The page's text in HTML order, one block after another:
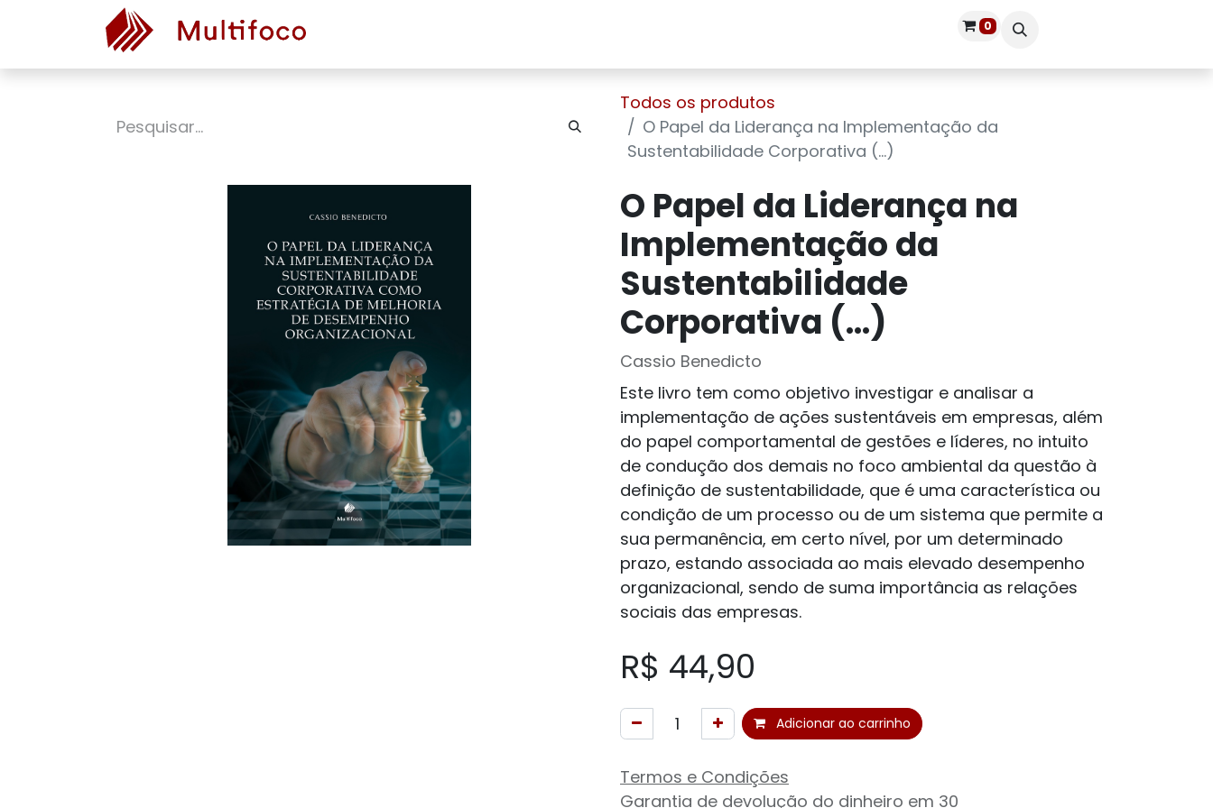
0
Todos os produtos
O Papel da Liderança na Implementação da
Sustentabilidade Corporativa (...)
O Papel da Liderança na
Implementação da
Sustentabilidade
Corporativa (...)
Cassio Benedicto
Este livro tem como objetivo investigar e analisar a
implementação de ações sustentáveis em empresas, além
do papel comportamental de gestões e líderes, no intuito
de condução dos demais no foco ambiental da questão à
definição de sustentabilidade, que é uma característica ou
condição de um processo ou de um sistema que permite a
sua permanência, em certo nível, por um determinado
prazo, estando associada ao mais elevado desempenho
organizacional, sendo de suma importância as relações
sociais das empresas.
R$ 44,90
Adicionar ao carrinho
Termos e Condições
Garantia de devolução do dinheiro em 30